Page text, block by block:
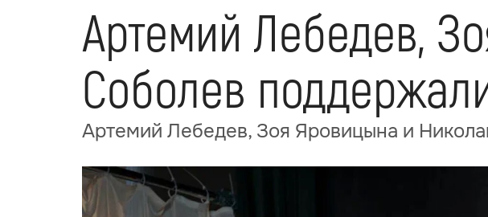
Артемий Лебедев,
Соболев
Артемий Лебедев, Зоя Яровицына и